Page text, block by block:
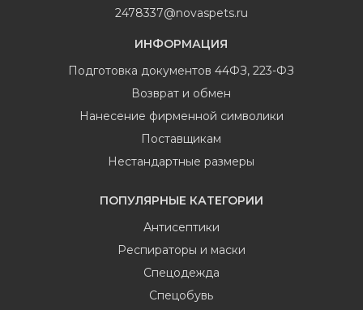
2478337@novaspets.ru
ИНФОРМАЦИЯ
Подготовка документов 44ФЗ, 223-ФЗ
Возврат и обмен
Нанесение фирменной символики
Поставщикам
Нестандартные размеры
ПОПУЛЯРНЫЕ КАТЕГОРИИ
Антисептики
Респираторы и маски
Спецодежда
Спецобувь